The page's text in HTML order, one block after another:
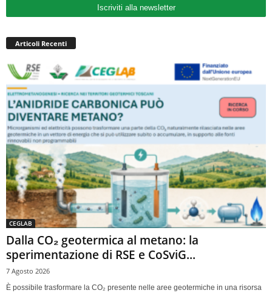
Iscriviti alla newsletter
Articoli Recenti
CEGLAB
Dalla CO₂ geotermica al metano: la
sperimentazione di RSE e CoSviG...
7 Agosto 2026
È possibile trasformare la CO₂ presente nelle aree geotermiche in una risorsa